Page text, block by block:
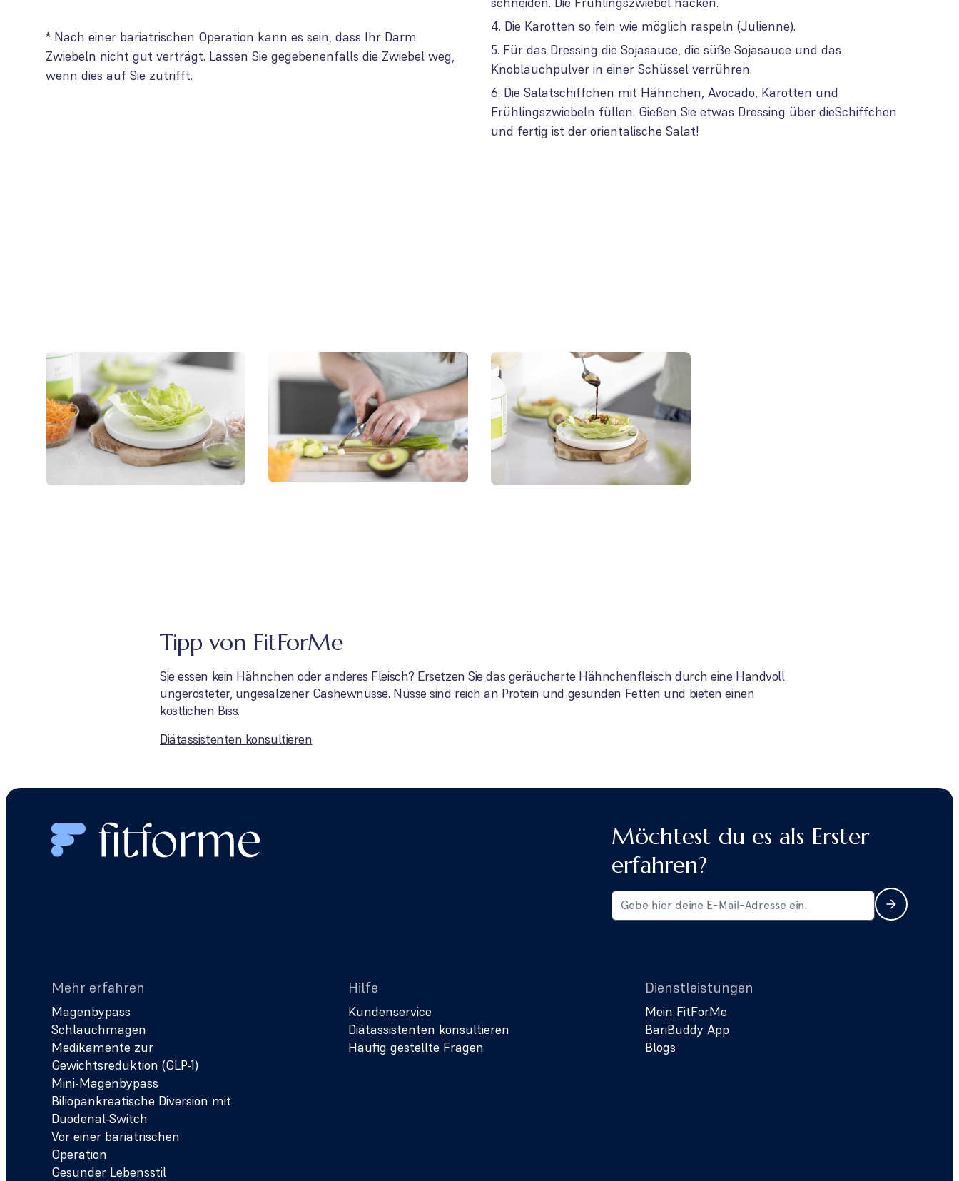
* Nach einer bariatrischen Operation kann es sein, dass Ihr Darm
Zwiebeln nicht gut verträgt. Lassen Sie gegebenenfalls die Zwiebel weg,
wenn dies auf Sie zutrifft.
Die Karotten so fein wie möglich raspeln (Julienne).
Für das Dressing die Sojasauce, die süße Sojasauce und das
Knoblauchpulver in einer Schüssel verrühren.
Die Salatschiffchen mit Hähnchen, Avocado, Karotten und
Frühlingszwiebeln füllen. Gießen Sie etwas Dressing über dieSchiffchen
und fertig ist der orientalische Salat!
Tipp von FitForMe
Sie essen kein Hähnchen oder anderes Fleisch? Ersetzen Sie das geräucherte Hähnchenfleisch durch eine Handvoll
ungerösteter, ungesalzener Cashewnüsse. Nüsse sind reich an Protein und gesunden Fetten und bieten einen
köstlichen Biss.
Diätassistenten konsultieren
Möchtest du es als Erster
erfahren?
Mehr erfahren
Magenbypass
Schlauchmagen
Medikamente zur
Gewichtsreduktion (GLP-1)
Mini-Magenbypass
Biliopankreatische Diversion mit
Duodenal-Switch
Vor einer bariatrischen
Operation
Gesunder Lebensstil
Hilfe
Kundenservice
Diätassistenten konsultieren
Häufig gestellte Fragen
Dienstleistungen
Mein FitForMe
BariBuddy App
Blogs